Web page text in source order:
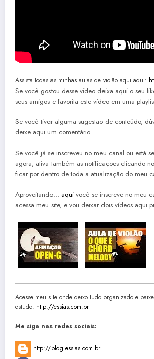
Assista todas as minhas aulas de violão aqui aqui:
Se você gostou desse vídeo deixa aqui o seu
seus amigos e favorita este vídeo em uma
Se você tiver alguma sugestão de conteúdo,
deixe aqui um comentário.
Se você já se inscreveu no meu canal ou está
agora, ativa também as notificações clicando
ficar por dentro de toda a atualização do meu
Aproveitando… aqui você se inscreve no meu
acessa meu site, e vou deixar dois vídeos aqui
Acesse meu site onde deixo tudo organizado e
estudo: http://essias.com.br
Me siga nas redes sociais:
http://blog.essias.com.br